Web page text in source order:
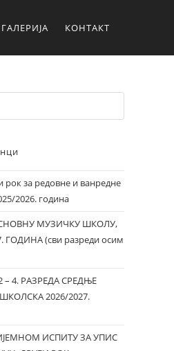
ГАЛЕРИЈА КОНТАКТ
рок за редовне и ванредне
2026. година
МУЗИЧКУ ШКОЛУ,
ГОДИНА (сви разреди осим
4. РАЗРЕДА СРЕДЊЕ
2026/2027.
ИСПИТУ ЗА УПИС